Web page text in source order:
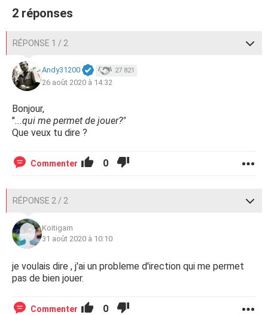
2 réponses
RÉPONSE 1 / 2
Andy31200 27 821
26 août 2020 à 14:32
Bonjour,
"...qui me permet de jouer?"
Que veux tu dire ?
Commenter 0
RÉPONSE 2 / 2
Koitigam
31 août 2020 à 10:10
je voulais dire , j'ai un probleme d'irection qui me permet
pas de bien jouer.
Commenter 0